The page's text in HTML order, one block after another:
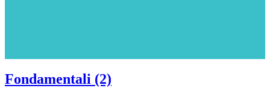
Fondamentali (2)